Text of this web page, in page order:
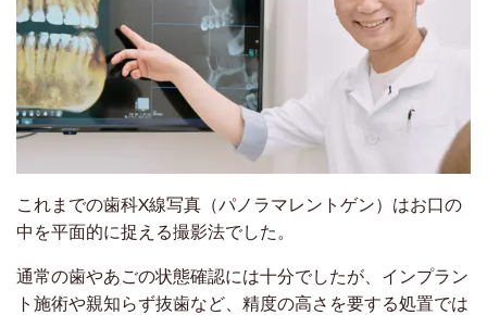
これまでの歯科X線写真（パノラマレントゲン）はお口の
中を平面的に捉える撮影法でした。
通常の歯やあごの状態確認には十分でしたが、インプラン
ト施術や親知らず抜歯など、精度の高さを要する処置では